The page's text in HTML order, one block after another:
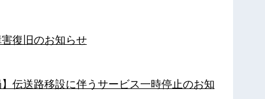
復旧のお知らせ
伝送路移設に伴うサービス一時停止のお知